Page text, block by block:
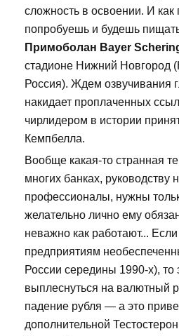
сложность в освоении. И как
попробуешь и будешь
Примоболан Bayer
стадионе Нижний Новгород
Россия). Ждем озвучивания
накидает проплаченных
чирлидером в истории
Кемпбелла.
Вообще какая-то странная
многих банках, руководству
профессионалы, нужны
желательно лично ему
неважно как работают...
предприятиям
России середины 1990-х), то
выплеснуться на валютный
падение рубля — а это
дополнительной